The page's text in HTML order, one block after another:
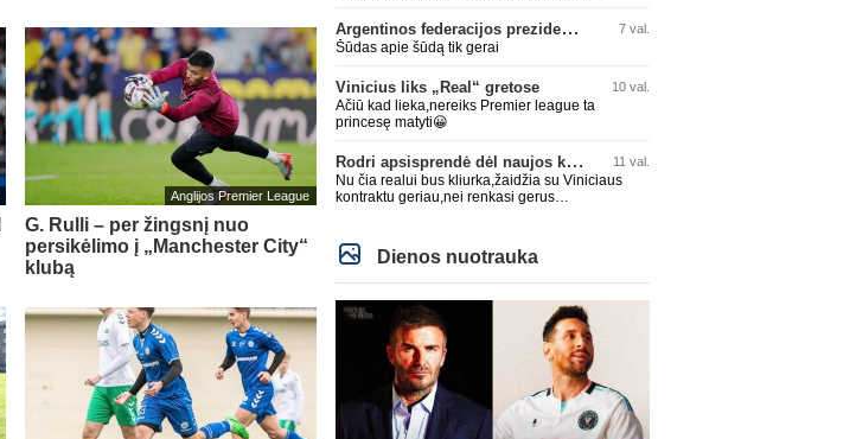
Anglijos Premier League
G. Rulli – per žingsnį nuo
persikėlimo į „Manchester City“
klubą
visa Julian Alvarez saga.
Argentinos federacijos prezidentas C. Tapia negailėjo pagyrų G. Infantino 7 val.
Šūdas apie šūdą tik gerai
Vinicius liks „Real“ gretose 10 val.
Ačiū kad lieka,nereiks Premier league ta
princesę matyti😀
Rodri apsisprendė dėl naujos komandos 11 val.
Nu čia realui bus kliurka,žaidžia su Viniciaus
kontraktu geriau,nei renkasi gerus
Dienos nuotrauka